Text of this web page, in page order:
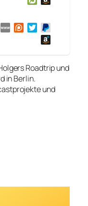
Roadtrip und
in Berlin.
und